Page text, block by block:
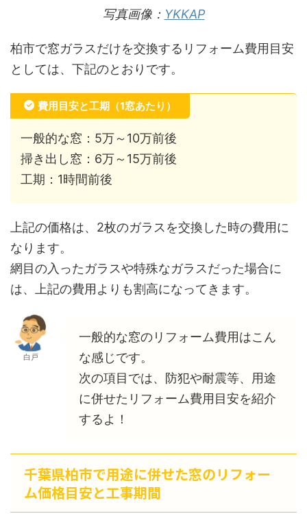
写真画像： YKKAP
柏市で窓ガラスだけを交換するリフォーム費用目安
としては、下記のとおりです。
費用目安と工期（1窓あたり）
一般的な窓：5万～10万前後
掃き出し窓：6万～15万前後
工期：1時間前後
上記の価格は、2枚のガラスを交換した時の費用に
なります。
網目の入ったガラスや特殊なガラスだった場合に
は、上記の費用よりも割高になってきます。
白戸
一般的な窓のリフォーム費用はこん
な感じです。
次の項目では、防犯や耐震等、用途
に併せたリフォーム費用目安を紹介
するよ！
千葉県柏市で用途に併せた窓のリフォー
ム価格目安と工事期間